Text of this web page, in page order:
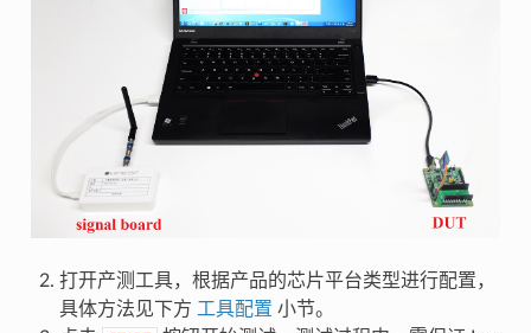
打开产测工具，根据产品的芯片平台类型进行配置，
具体方法见下方 工具配置 小节。